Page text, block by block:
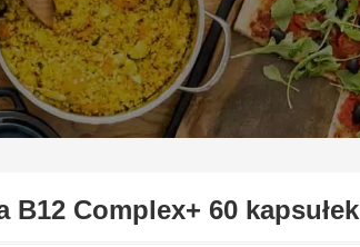
B12 Complex+ 60 kapsułek